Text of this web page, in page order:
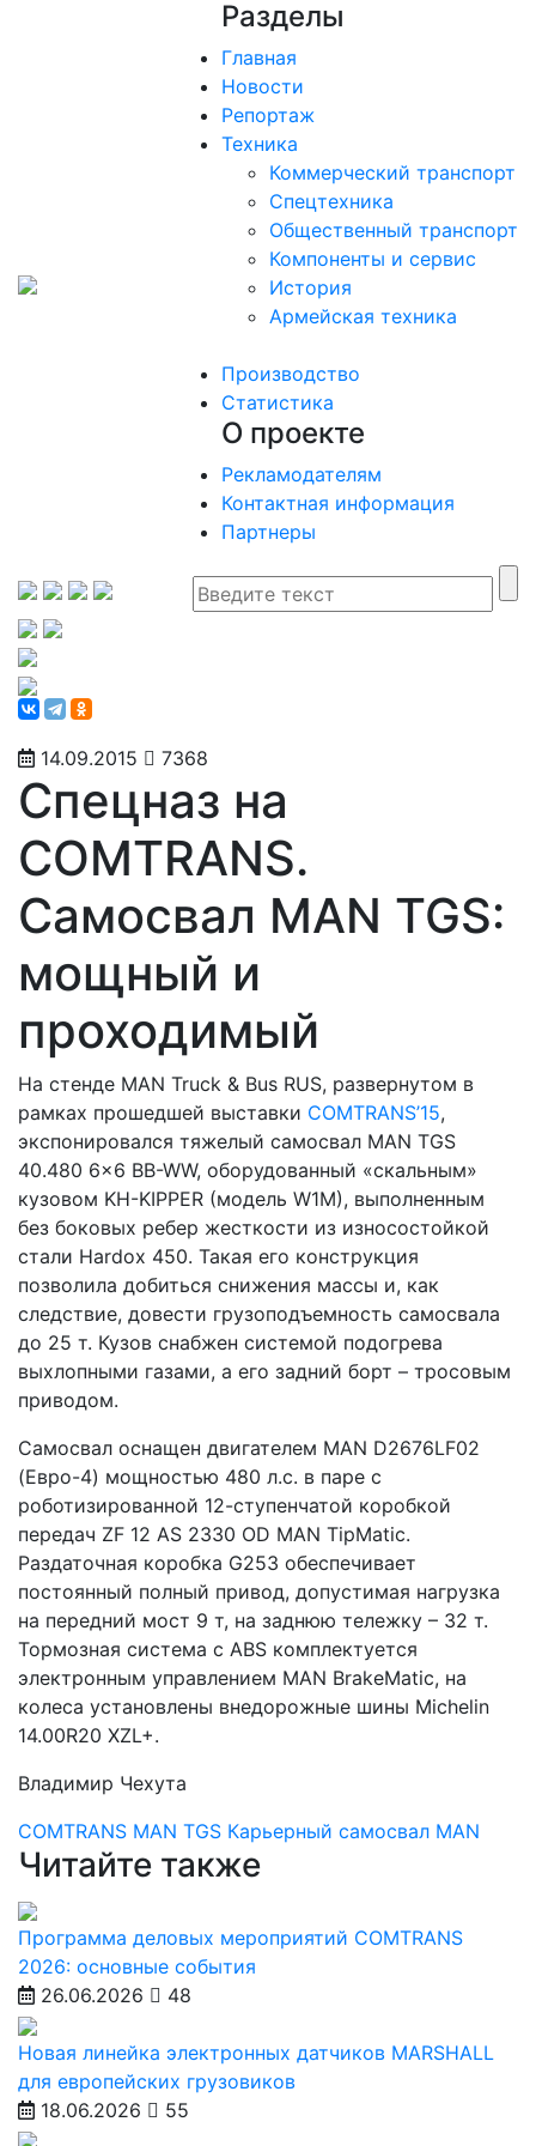
Разделы
Главная
Новости
Репортаж
Техника
Коммерческий транспорт
Спецтехника
Общественный транспорт
Компоненты и сервис
История
Армейская техника
Производство
Статистика
О проекте
Рекламодателям
Контактная информация
Партнеры
14.09.2015 7368
Спецназ на
COMTRANS.
Самосвал MAN TGS:
мощный и
проходимый
На стенде MAN Truck & Bus RUS, развернутом в
рамках прошедшей выставки COMTRANS’15,
экспонировался тяжелый самосвал MAN TGS
40.480 6x6 BB-WW, оборудованный «скальным»
кузовом KH-KIPPER (модель W1M), выполненным
без боковых ребер жесткости из износостойкой
стали Hardox 450. Такая его конструкция
позволила добиться снижения массы и, как
следствие, довести грузоподъемность самосвала
до 25 т. Кузов снабжен системой подогрева
выхлопными газами, а его задний борт – тросовым
приводом.
Самосвал оснащен двигателем MAN D2676LF02
(Евро-4) мощностью 480 л.с. в паре с
роботизированной 12-ступенчатой коробкой
передач ZF 12 AS 2330 OD MAN TipMatic.
Раздаточная коробка G253 обеспечивает
постоянный полный привод, допустимая нагрузка
на передний мост 9 т, на заднюю тележку – 32 т.
Тормозная система с ABS комплектуется
электронным управлением MAN BrakeMatic, на
колеса установлены внедорожные шины Michelin
14.00R20 XZL+.
Владимир Чехута
COMTRANS MAN TGS Карьерный самосвал MAN
Читайте также
Программа деловых мероприятий COMTRANS
2026: основные события
26.06.2026
48
Новая линейка электронных датчиков MARSHALL
для европейских грузовиков
18.06.2026
55